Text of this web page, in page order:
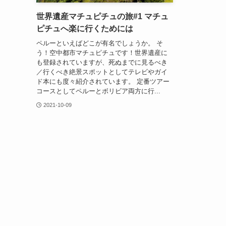
世界遺産マチュピチュの旅#1 マチュ
ピチュへ楽に行くためには
ペルーといえばどこが有名でしょうか。 そ
う！空中都市マチュピチュです！世界遺産に
も登録されていますが、死ぬまでに見るべき
／行くべき絶景スポットとしてテレビやガイ
ド本にも度々紹介されています。 定番ツアー
コースとしてペルーとボリビア両方に行...
2021-10-09